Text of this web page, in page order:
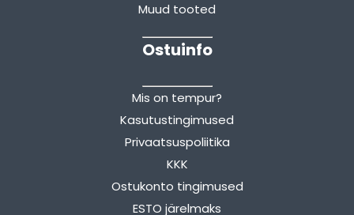
Muud tooted
Ostuinfo
Mis on tempur?
Kasutustingimused
Privaatsuspoliitika
KKK
Ostukonto tingimused
ESTO järelmaks